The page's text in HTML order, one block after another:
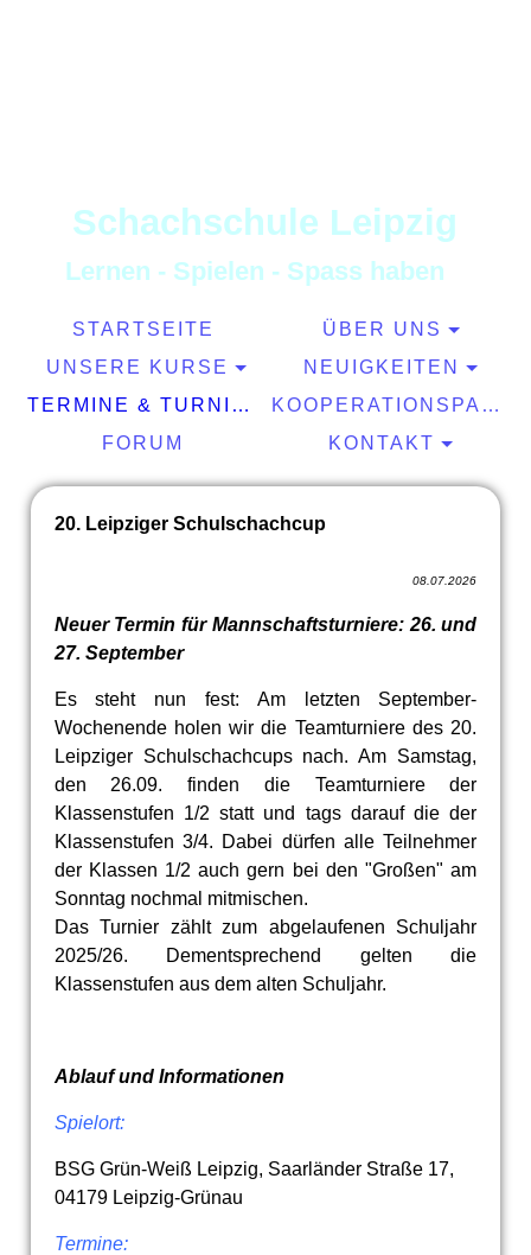
Schachschule Leipzig
Lernen - Spielen - Spass haben
STARTSEITE
ÜBER UNS
UNSERE KURSE
NEUIGKEITEN
TERMINE & TURNIERE
KOOPERATIONSPARTNER
FORUM
KONTAKT
20. Leipziger Schulschachcup
08.07.2026
Neuer Termin für Mannschaftsturniere: 26. und
27. September
Es steht nun fest: Am letzten September-
Wochenende holen wir die Teamturniere des 20.
Leipziger Schulschachcups nach. Am Samstag,
den 26.09. finden die Teamturniere der
Klassenstufen 1/2 statt und tags darauf die der
Klassenstufen 3/4. Dabei dürfen alle Teilnehmer
der Klassen 1/2 auch gern bei den "Großen" am
Sonntag nochmal mitmischen.
Das Turnier zählt zum abgelaufenen Schuljahr
2025/26. Dementsprechend gelten die
Klassenstufen aus dem alten Schuljahr.
Ablauf und Informationen
Spielort:
BSG Grün-Weiß Leipzig, Saarländer Straße 17,
04179 Leipzig-Grünau
Termine: